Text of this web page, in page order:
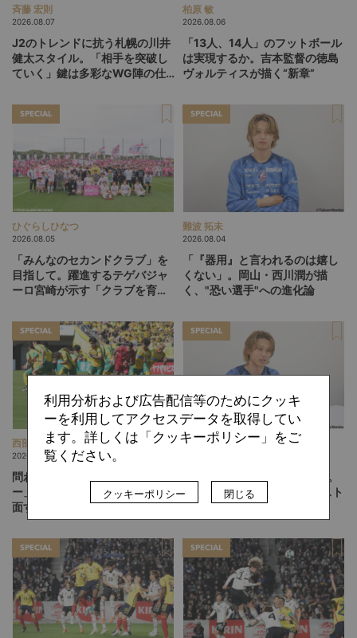
斉藤 宏則
2026.08.07
J2のトレンドに抗う札幌の川井
健太スタイル。「相手を突破し
ていく」鍵は多彩なWG陣の仕
柏原 敏
2026.08.06
「13人、14人」のフットボール
は実現するか。吉本監督の徳島
ヴォルティスが描く“新章”
SPECIAL
ひぐらしひなつ
2026.08.05
「みんなのセカンドクラブ」を
目指して。躍進するテゲバジャ
ーロ宮崎が示す「クラブを育て
SPECIAL
難波 拓未
2026.08.04
「『器用』と言われるのは嬉し
くない」。岡山・西川潤が描
く、"恐い選手"への進化論
SPECIAL
西部 謙司
2026.08.03
問われる「自分たちのサッカ
ー」。J1に挑むジェフ千葉が直
面する試練
SPECIAL
難波 拓未
「一番いいルートが見える」。
岡山・西川潤が語る、“アシスト
の1つ前”を生む思考法
SPECIAL SPECIAL
利用分析および広告配信等のためにクッキ
ーを利用してアクセスデータを取得してい
ます。詳しくは「クッキーポリシー」をご
覧ください。
クッキーポリシー 閉じる